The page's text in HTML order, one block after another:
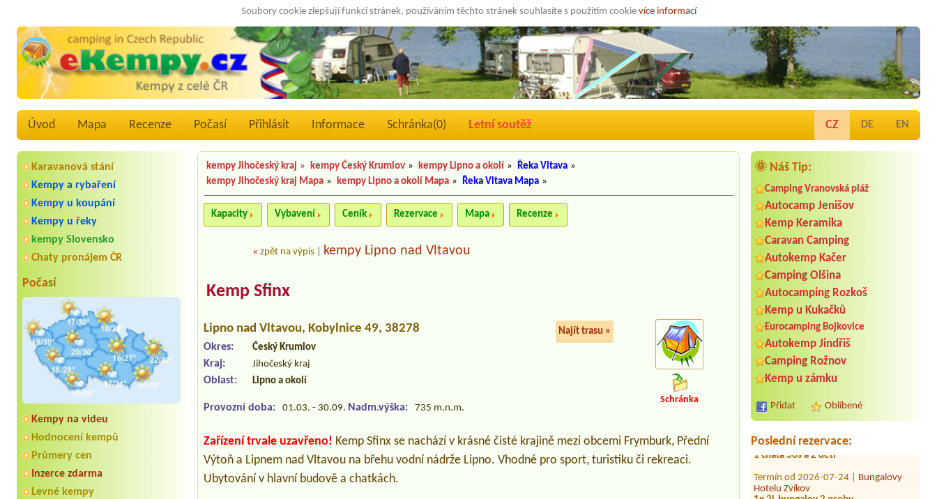
Soubory cookie zlepšují funkci stránek, používáním těchto stránek souhlasíte s použitím cookie více informací
Úvod Mapa Recenze Počasí Přihlásit Informace Schránka(0) Letní soutěž CZ DE EN
Karavanová stání
Kempy a rybaření
Kempy u koupání
Kempy u řeky
kempy Slovensko
Chaty pronájem ČR
Počasí
Kempy na videu
Hodnocení kempů
Průmery cen
Inzerce zdarma
Levné kempy
🌞 Náš Tip:
Camping Vranovská pláž
Autocamp Jenišov
Kemp Keramika
Caravan Camping
Autokemp Kačer
Camping Olšina
Autocamping Rozkoš
Kemp u Kukačků
Eurocamping Bojkovice
Autokemp Jindřiš
Camping Rožnov
Kemp u zámku
Přidat Oblíbené
Poslední rezervace:
Termín od 2026-07-25 |
kemp U Lemura
Termín od 2026-08-21 |
Termín od 2026-08-01 |
1 chata 3os a 2 déti
Termín od 2026-07-24 |
Hotelu Zvíkov
1x 2L bungalov 2 osoby
kempy Jihočeský kraj » kempy Český Krumlov » kempy Lipno a okolí » Řeka Vltava »
kempy Jihočeský kraj Mapa » kempy Lipno a okolí Mapa » Řeka Vltava Mapa »
Kapacity Vybavení Ceník Rezervace Mapa Recenze
«zpět na výpis kempy Lipno nad Vltavou
Kemp Sfinx
Lipno nad Vltavou, Kobylnice 49, 38278 Najít trasu »
Okres: Český Krumlov
Kraj: Jihočeský kraj
Oblast: Lipno a okolí
Provozní doba: 01.03. - 30.09. Nadm.výška: 735 m.n.m.
Schránka
Zařízení trvale uzavřeno! Kemp Sfinx se nachází v krásné čisté krajině mezi obcemi Frymburk, Přední
Výtoň a Lipnem nad Vltavou na břehu vodní nádrže Lipno. Vhodné pro sport, turistiku či rekreaci.
Ubytování v hlavní budově a chatkách.